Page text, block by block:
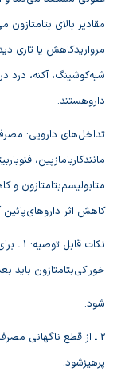
مقادير بالاي‌ بتامتازون‌
مرواريدكاهش‌ يا تاري‌
شبه‌كوشينگ‌، آكنه‌، درد
داروهستند.
تداخل‌هاي‌ دارويي‌:
مانندكاربامازپين‌،
متابوليسم‌بتامتازون‌
كاهش‌ اثر
نكات‌
خوراكي‌بتامتازون‌ بايد
شود.
پرهيزشود.